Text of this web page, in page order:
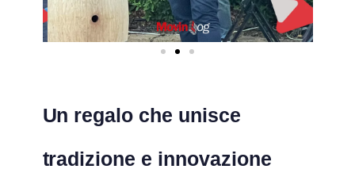
Un regalo che unisce
tradizione e innovazione